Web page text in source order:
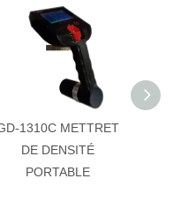
1310C METTRET
DE DENSITÉ
PORTABLE